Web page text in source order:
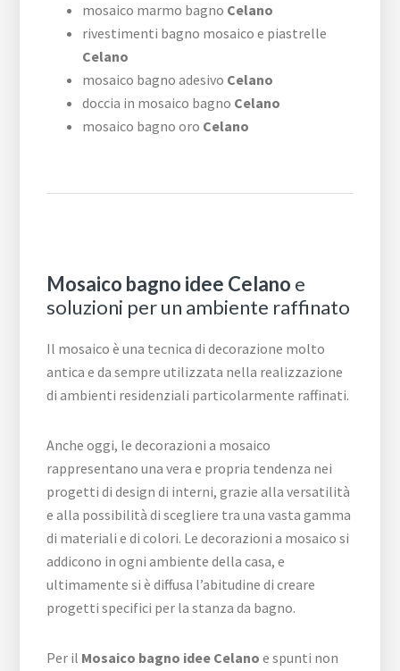
mosaico marmo bagno Celano
rivestimenti bagno mosaico e piastrelle
Celano
mosaico bagno adesivo Celano
doccia in mosaico bagno Celano
mosaico bagno oro Celano
Mosaico bagno idee Celano e
soluzioni per un ambiente raffinato
Il mosaico è una tecnica di decorazione molto
antica e da sempre utilizzata nella realizzazione
di ambienti residenziali particolarmente raffinati.
Anche oggi, le decorazioni a mosaico
rappresentano una vera e propria tendenza nei
progetti di design di interni, grazie alla versatilità
e alla possibilità di scegliere tra una vasta gamma
di materiali e di colori. Le decorazioni a mosaico si
addicono in ogni ambiente della casa, e
ultimamente si è diffusa l’abitudine di creare
progetti specifici per la stanza da bagno.
Per il Mosaico bagno idee Celano e spunti non